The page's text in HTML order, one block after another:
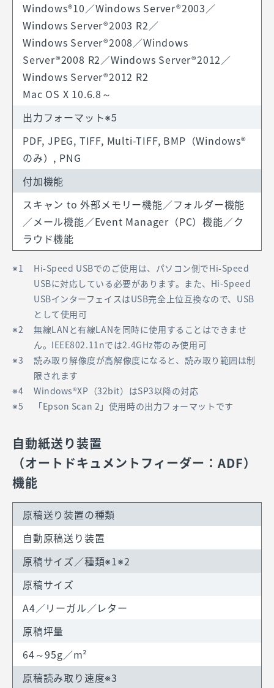
Windows®10／Windows Server®2003／
Windows Server®2003 R2／
Windows Server®2008／Windows
Server®2008 R2／Windows Server®2012／
Windows Server®2012 R2
Mac OS X 10.6.8～
出力フォーマット※5
PDF, JPEG, TIFF, Multi-TIFF, BMP（Windows®
のみ）, PNG
付加機能
スキャン to 外部メモリー機能／フォルダー機能
／メール機能／Event Manager（PC）機能／ク
ラウド機能
Hi-Speed USBでのご使用は、パソコン側でHi-Speed
USBに対応している必要があります。また、Hi-Speed
USBインターフェイスはUSB完全上位互換なので、USB
として使用可
無線LANと有線LANを同時に使用することはできませ
ん。IEEE802.11nでは2.4GHz帯のみ使用可
読み取り解像度が高解像度になると、読み取り範囲は制
限されます
Windows®XP（32bit）はSP3以降の対応
「Epson Scan 2」使用時の出力フォーマットです
自動紙送り装置
（オートドキュメントフィーダー：ADF）
機能
原稿送り装置の種類
自動原稿送り装置
原稿サイズ／種類※1※2
原稿サイズ
A4／リーガル／レター
原稿坪量
64～95g／m²
原稿読み取り速度※3